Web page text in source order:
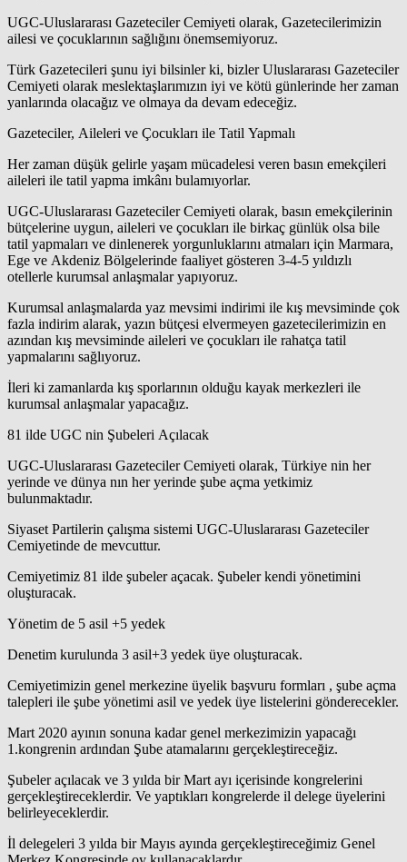
UGC-Uluslararası Gazeteciler Cemiyeti olarak, Gazetecilerimizin
ailesi ve çocuklarının sağlığını önemsemiyoruz.
Türk Gazetecileri şunu iyi bilsinler ki, bizler Uluslararası Gazeteciler
Cemiyeti olarak meslektaşlarımızın iyi ve kötü günlerinde her zaman
yanlarında olacağız ve olmaya da devam edeceğiz.
Gazeteciler, Aileleri ve Çocukları ile Tatil Yapmalı
Her zaman düşük gelirle yaşam mücadelesi veren basın emekçileri
aileleri ile tatil yapma imkânı bulamıyorlar.
UGC-Uluslararası Gazeteciler Cemiyeti olarak, basın emekçilerinin
bütçelerine uygun, aileleri ve çocukları ile birkaç günlük olsa bile
tatil yapmaları ve dinlenerek yorgunluklarını atmaları için Marmara,
Ege ve Akdeniz Bölgelerinde faaliyet gösteren 3-4-5 yıldızlı
otellerle kurumsal anlaşmalar yapıyoruz.
Kurumsal anlaşmalarda yaz mevsimi indirimi ile kış mevsiminde çok
fazla indirim alarak, yazın bütçesi elvermeyen gazetecilerimizin en
azından kış mevsiminde aileleri ve çocukları ile rahatça tatil
yapmalarını sağlıyoruz.
İleri ki zamanlarda kış sporlarının olduğu kayak merkezleri ile
kurumsal anlaşmalar yapacağız.
81 ilde UGC nin Şubeleri Açılacak
UGC-Uluslararası Gazeteciler Cemiyeti olarak, Türkiye nin her
yerinde ve dünya nın her yerinde şube açma yetkimiz
bulunmaktadır.
Siyaset Partilerin çalışma sistemi UGC-Uluslararası Gazeteciler
Cemiyetinde de mevcuttur.
Cemiyetimiz 81 ilde şubeler açacak. Şubeler kendi yönetimini
oluşturacak.
Yönetim de 5 asil +5 yedek
Denetim kurulunda 3 asil+3 yedek üye oluşturacak.
Cemiyetimizin genel merkezine üyelik başvuru formları , şube açma
talepleri ile şube yönetimi asil ve yedek üye listelerini gönderecekler.
Mart 2020 ayının sonuna kadar genel merkezimizin yapacağı
1.kongrenin ardından Şube atamalarını gerçekleştireceğiz.
Şubeler açılacak ve 3 yılda bir Mart ayı içerisinde kongrelerini
gerçekleştireceklerdir. Ve yaptıkları kongrelerde il delege üyelerini
belirleyeceklerdir.
İl delegeleri 3 yılda bir Mayıs ayında gerçekleştireceğimiz Genel